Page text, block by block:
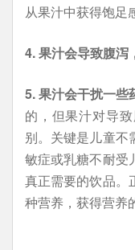
从果汁中获得饱足
4. 果汁会导致腹泻
5. 果汁会干扰一些
的，但果汁对导
别。关键是儿童不
敏症或乳糖不耐受
真正需要的饮品。
种营养，获得营养